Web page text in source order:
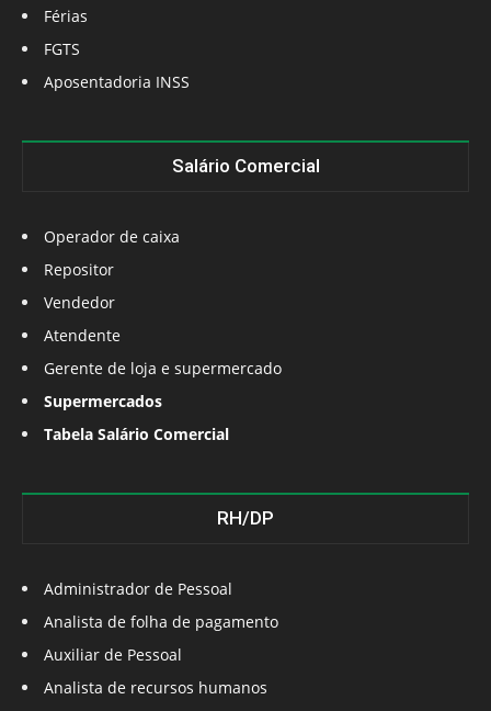
Férias
FGTS
Aposentadoria INSS
Salário Comercial
Operador de caixa
Repositor
Vendedor
Atendente
Gerente de loja e supermercado
Supermercados
Tabela Salário Comercial
RH/DP
Administrador de Pessoal
Analista de folha de pagamento
Auxiliar de Pessoal
Analista de recursos humanos